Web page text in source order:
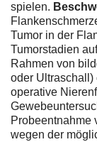
spielen.
Tumor in der
Tumorstadien
Rahmen von
oder Ultraschall)
operative
Probeentnahme
wegen der